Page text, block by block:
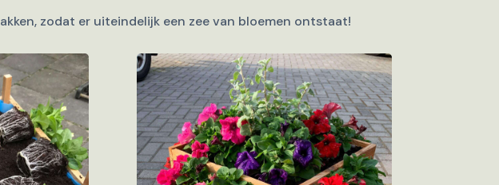
zodat er uiteindelijk een zee van bloemen ontstaat!